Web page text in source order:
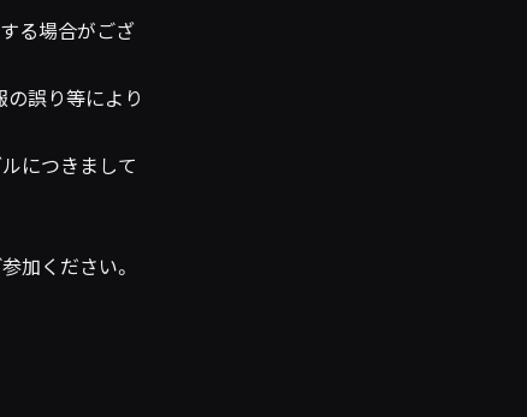
る場合がござ
の誤り等により
につきまして
加ください。